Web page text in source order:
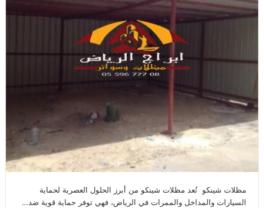
مظلات شينكو تُعد مظلات شينكو من أبرز الحلول العصرية لحماية
السيارات والمداخل والممرات في الرياض، فهي توفر حماية قوية ضد…